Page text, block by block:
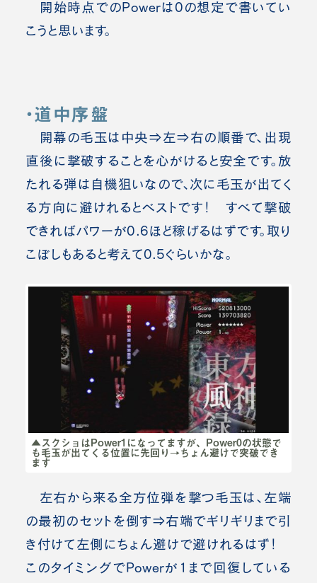
開始時点でのPowerは0の想定で書いてい
こうと思います。
・道中序盤
開幕の毛玉は中央⇒左⇒右の順番で、出現
直後に撃破することを心がけると安全です。 放
たれる弾は自機狙いなので、次に毛玉が出てく
る方向に避けれるとベストです！ すべて撃破
できればパワーが0.6ほど稼げるはずです。取り
こぼしもあると考えて0.5ぐらいかな。
▲スクショはPower1になってますが、Power0の状態で
も毛玉が出てくる位置に先回り→ちょん避けで突破でき
ます
左右から来る全方位弾を撃つ毛玉は、左端
の最初のセットを倒す⇒右端でギリギリまで引
き付けて左側にちょん避けで避けれるはず！
このタイミングでPowerが1まで回復している